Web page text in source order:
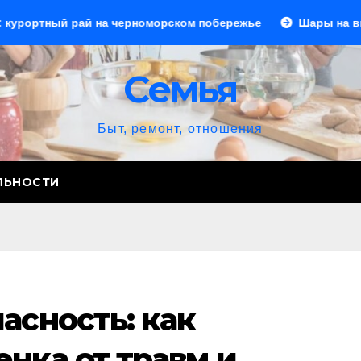
на черноморском побережье Шары на выпускной:
Семья
Быт, ремонт, отношения
как